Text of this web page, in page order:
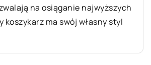
na osiąganie najwyższych
koszykarz ma swój własny styl